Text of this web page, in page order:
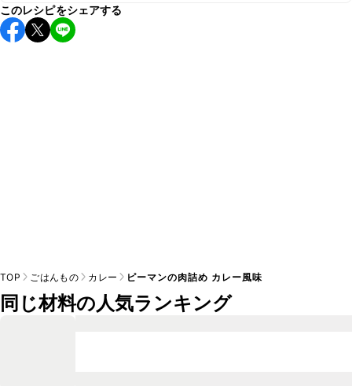
保存期間は冷蔵で翌日中が目安です。なるべくお早めにお召
し上がりください。
このレシピをシェアする
TOP ごはんもの カレー ピーマンの肉詰め カレー風味
同じ材料の人気ランキング